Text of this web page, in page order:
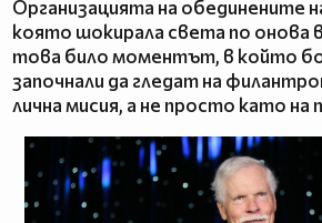
Организацията на обединените
която шокирала света по онова
това било моментът, в който
започнали да гледат на
лична мисия, а не просто като на